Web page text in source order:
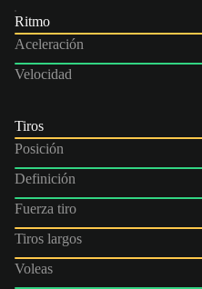
Ritmo
Aceleración
Velocidad
Tiros
Posición
Definición
Fuerza tiro
Tiros largos
Voleas